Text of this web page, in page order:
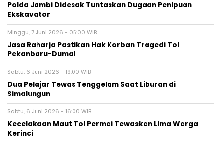
Polda Jambi Didesak Tuntaskan Dugaan Penipuan
Ekskavator
Minggu, 7 Juni 2026 - 05:00 WIB
Jasa Raharja Pastikan Hak Korban Tragedi Tol
Pekanbaru-Dumai
Sabtu, 6 Juni 2026 - 19:00 WIB
Dua Pelajar Tewas Tenggelam Saat Liburan di
Simalungun
Sabtu, 6 Juni 2026 - 16:00 WIB
Kecelakaan Maut Tol Permai Tewaskan Lima Warga
Kerinci